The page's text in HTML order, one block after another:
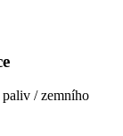
/ zemního